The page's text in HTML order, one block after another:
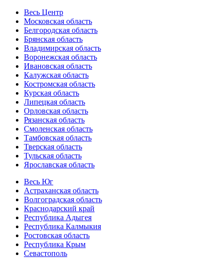
Весь Центр
Московская область
Белгородская область
Брянская область
Владимирская область
Воронежская область
Ивановская область
Калужская область
Костромская область
Курская область
Липецкая область
Орловская область
Рязанская область
Смоленская область
Тамбовская область
Тверская область
Тульская область
Ярославская область
Весь Юг
Астраханская область
Волгоградская область
Краснодарский край
Республика Адыгея
Республика Калмыкия
Ростовская область
Республика Крым
Севастополь